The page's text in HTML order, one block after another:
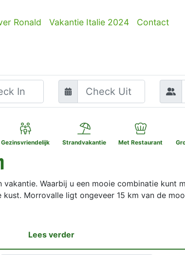
Ronald Vakantie Italie 2024 Contact
Gezinsvriendelijk Strandvakantie Met Restaurant
Waarbij u een mooie combinatie kunt
Morrovalle ligt ongeveer 15 km van de
Lees verder